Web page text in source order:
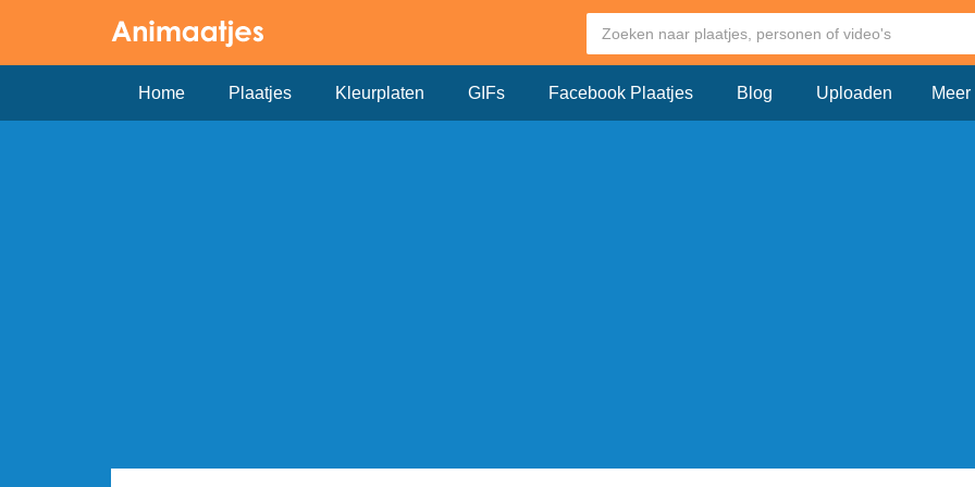
Home Plaatjes Kleurplaten GIFs Facebook Plaatjes Blog Uploaden Meer